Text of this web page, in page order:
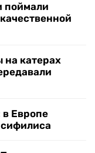
поймали
катерах
Европе